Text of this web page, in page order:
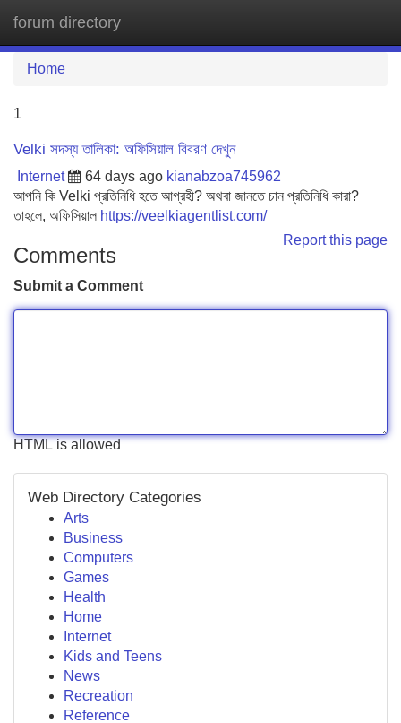
forum directory
Home
1
Velki সদস্য তালিকা: অফিসিয়াল বিবরণ দেখুন
Internet 64 days ago kianabzoa745962
আপনি কি Velki প্রতিনিধি হতে আগ্রহী? অথবা জানতে চান প্রতিনিধি কারা?
তাহলে, অফিসিয়াল https://veelkiagentlist.com/
Report this page
Comments
Submit a Comment
HTML is allowed
Web Directory Categories
Arts
Business
Computers
Games
Health
Home
Internet
Kids and Teens
News
Recreation
Reference